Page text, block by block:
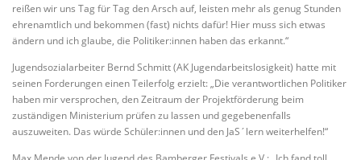
reißen wir uns Tag für Tag den Arsch auf, leisten mehr als genug Stunden
ehrenamtlich und bekommen (fast) nichts dafür! Hier muss sich etwas
ändern und ich glaube, die Politiker:innen haben das erkannt.“
Jugendsozialarbeiter Bernd Schmitt (AK Jugendarbeitslosigkeit) hatte mit
seinen Forderungen einen Teilerfolg erzielt: „Die verantwortlichen Politiker
haben mir versprochen, den Zeitraum der Projektförderung beim
zuständigen Ministerium prüfen zu lassen und gegebenenfalls
auszuweiten. Das würde Schüler:innen und den JaS´lern weiterhelfen!“